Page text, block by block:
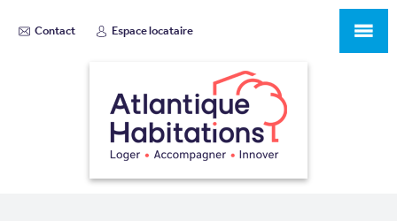
Contact Espace locataire